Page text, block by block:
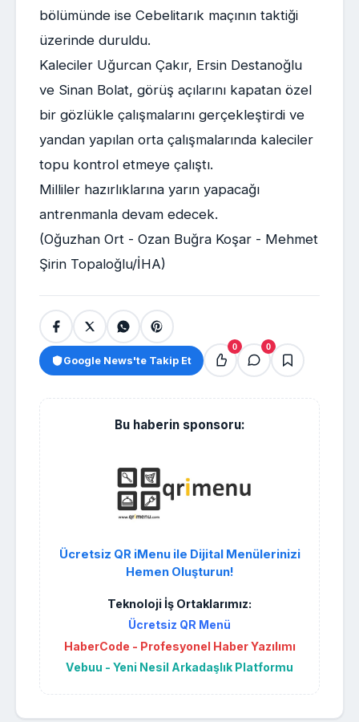
bölümünde ise Cebelitarık maçının taktiği
üzerinde duruldu.
Kaleciler Uğurcan Çakır, Ersin Destanoğlu
ve Sinan Bolat, görüş açılarını kapatan özel
bir gözlükle çalışmalarını gerçekleştirdi ve
yandan yapılan orta çalışmalarında kaleciler
topu kontrol etmeye çalıştı.
Milliler hazırlıklarına yarın yapacağı
antrenmanla devam edecek.
(Oğuzhan Ort - Ozan Buğra Koşar - Mehmet
Şirin Topaloğlu/İHA)
Google News'te Takip Et
0 0
Bu haberin sponsoru:
Ücretsiz QR iMenu ile Dijital Menülerinizi
Hemen Oluşturun!
Teknoloji İş Ortaklarımız:
Ücretsiz QR Menü
HaberCode - Profesyonel Haber Yazılımı
Vebuu - Yeni Nesil Arkadaşlık Platformu